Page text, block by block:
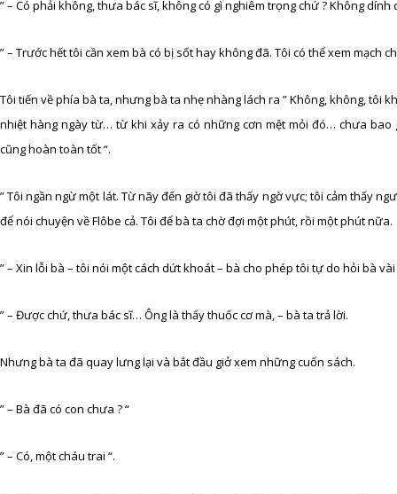
” – Có phải không, thưa bác sĩ, không có gì nghiêm trọng chứ ? Không
” – Trước hết tôi cần xem bà có bị sốt hay không đã. Tôi có thể xem mạch
Tôi tiến về phía bà ta, nhưng bà ta nhẹ nhàng lách ra ” Không, không, tôi
nhiệt hàng ngày từ… từ khi xảy ra có những cơn mệt mỏi đó… chưa bao
cũng hoàn toàn tốt “.
” Tôi ngần ngừ một lát. Từ nãy đến giờ tôi đã thấy ngờ vực; tôi cảm thấy
để nói chuyện về Flôbe cả. Tôi để bà ta chờ đợi một phút, rồi một phút nữa.
” – Xin lỗi bà – tôi nói một cách dứt khoát – bà cho phép tôi tự do hỏi bà
” – Được chứ, thưa bác sĩ… Ông là thấy thuốc cơ mà, – bà ta trả lời.
Nhưng bà ta đã quay lưng lại và bắt đầu giở xem những cuốn sách.
” – Bà đã có con chưa ? “
” – Có, một cháu trai “.